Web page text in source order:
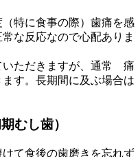
特に食事の際）歯痛を感
な反応なので心配ありま
いただきますが、通常 痛
す。長期間に及ぶ場合は
むし歯）
て食後の歯磨きを忘れず